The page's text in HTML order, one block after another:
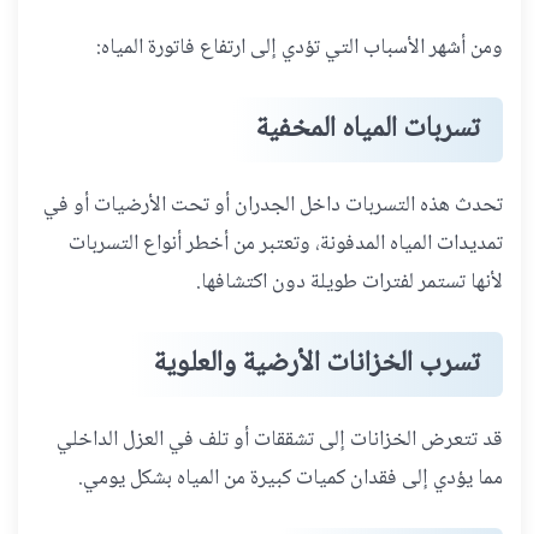
ومن أشهر الأسباب التي تؤدي إلى ارتفاع فاتورة المياه:
تسربات المياه المخفية
تحدث هذه التسربات داخل الجدران أو تحت الأرضيات أو في
تمديدات المياه المدفونة، وتعتبر من أخطر أنواع التسربات
لأنها تستمر لفترات طويلة دون اكتشافها.
تسرب الخزانات الأرضية والعلوية
قد تتعرض الخزانات إلى تشققات أو تلف في العزل الداخلي
مما يؤدي إلى فقدان كميات كبيرة من المياه بشكل يومي.